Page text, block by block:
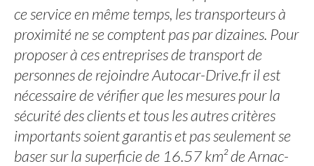
ce service en même temps, les transporteurs à
proximité ne se comptent pas par dizaines. Pour
proposer à ces entreprises de transport de
personnes de rejoindre Autocar-Drive.fr il est
nécessaire de vérifier que les mesures pour la
sécurité des clients et tous les autres critères
importants soient garantis et pas seulement se
baser sur la superficie de 16.57 km² de Arnac-